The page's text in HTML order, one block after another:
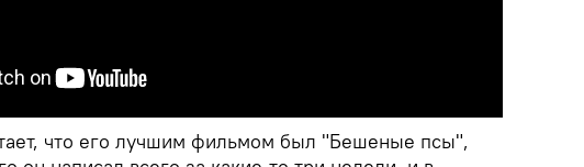
что его лучшим фильмом был "Бешеные псы",